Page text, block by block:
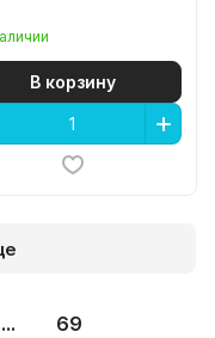
В корзину
... 69